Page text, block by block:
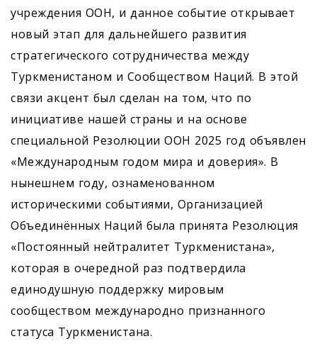
учреждения ООН, и данное событие открывает
новый этап для дальнейшего развития
стратегического сотрудничества между
Туркменистаном и Сообществом Наций. В этой
связи акцент был сделан на том, что по
инициативе нашей страны и на основе
специальной Резолюции ООН 2025 год объявлен
«Международным годом мира и доверия». В
нынешнем году, ознаменованном
историческими событиями, Организацией
Объединённых Наций была принята Резолюция
«Постоянный нейтралитет Туркменистана»,
которая в очередной раз подтвердила
единодушную поддержку мировым
сообществом международно признанного
статуса Туркменистана.